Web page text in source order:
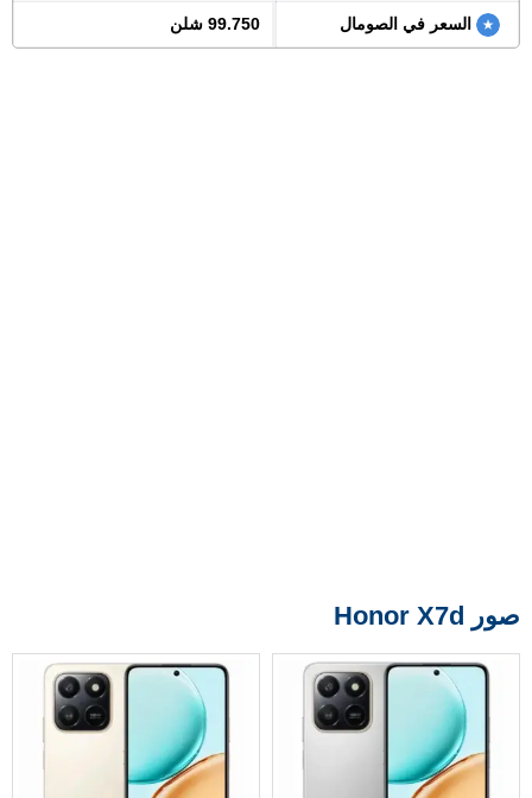
السعر في الصومال 99.750 شلن
صور Honor X7d